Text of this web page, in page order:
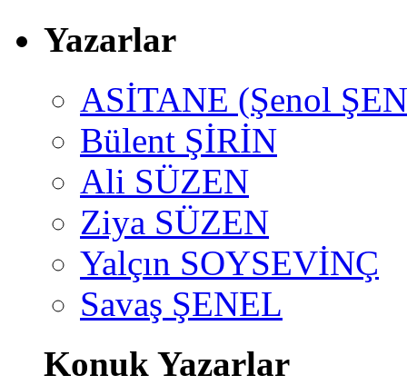
Yazarlar
ASİTANE (Şenol
Bülent ŞİRİN
Ali SÜZEN
Ziya SÜZEN
Yalçın SOYSEVİNÇ
Savaş ŞENEL
Konuk Yazarlar